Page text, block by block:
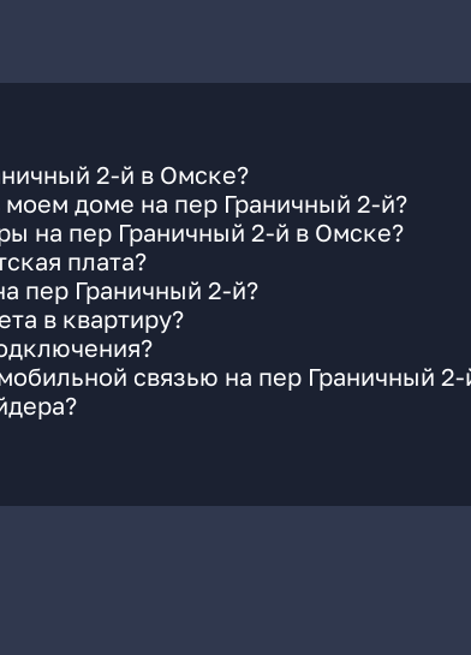
2-й в Омске?
доме на пер Граничный 2-й?
на пер Граничный 2-й в Омске?
плата?
пер Граничный 2-й?
в квартиру?
связью на пер Граничный 2-